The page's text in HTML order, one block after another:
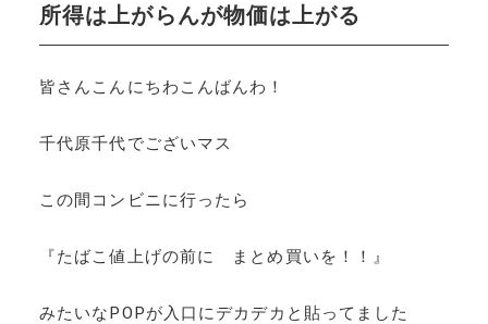
所得は上がらんが物価は上がる
皆さんこんにちわこんばんわ！
千代原千代でございマス
この間コンビニに行ったら
『たばこ値上げの前に まとめ買いを！！』
みたいなPOPが入口にデカデカと貼ってました